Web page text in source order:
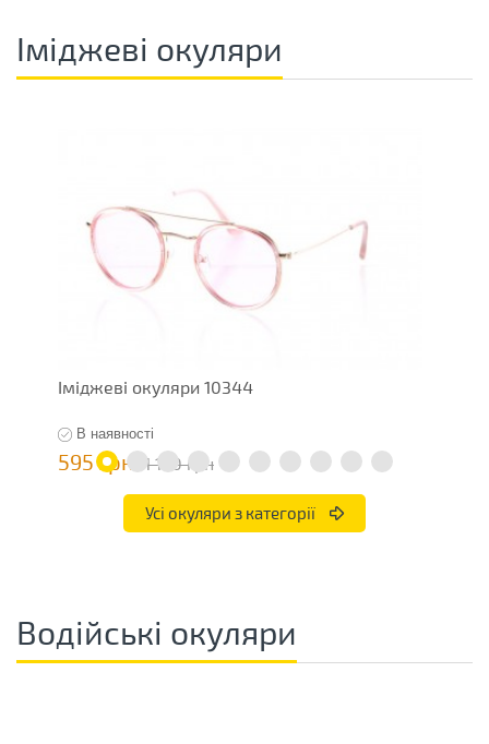
Іміджеві окуляри
Іміджеві окуляри 10344
В наявності
595 грн 1 190 грн
Усі окуляри з категорії
Водійські окуляри